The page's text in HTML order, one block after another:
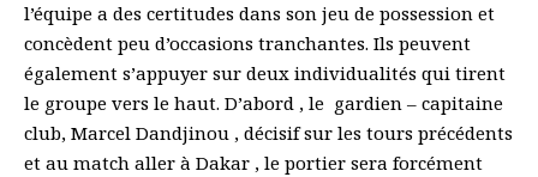
l’équipe a des certitudes dans son jeu de possession et
concèdent peu d’occasions tranchantes. Ils peuvent
également s’appuyer sur deux individualités qui tirent
le groupe vers le haut. D’abord , le gardien – capitaine
club, Marcel Dandjinou , décisif sur les tours précédents
et au match aller à Dakar , le portier sera forcément